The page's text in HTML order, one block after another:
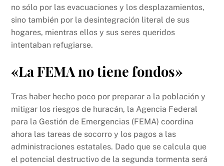
no sólo por las evacuaciones y los desplazamientos,
sino también por la desintegración literal de sus
hogares, mientras ellos y sus seres queridos
intentaban refugiarse.
«La FEMA no tiene fondos»
Tras haber hecho poco por preparar a la población y
mitigar los riesgos de huracán, la Agencia Federal
para la Gestión de Emergencias (FEMA) coordina
ahora las tareas de socorro y los pagos a las
administraciones estatales. Dado que se calcula que
el potencial destructivo de la segunda tormenta será